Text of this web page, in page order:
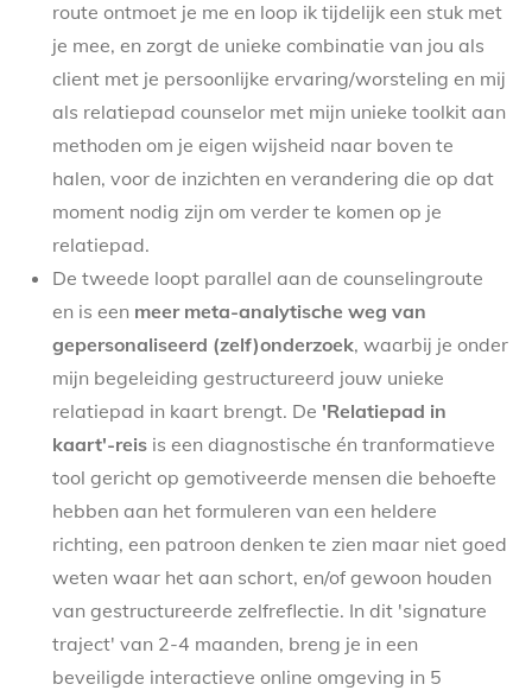
route ontmoet je me en loop ik tijdelijk een stuk met
je mee, en zorgt de unieke combinatie van jou als
client met je persoonlijke ervaring/worsteling en mij
als relatiepad counselor met mijn unieke toolkit aan
methoden om je eigen wijsheid naar boven te
halen, voor de inzichten en verandering die op dat
moment nodig zijn om verder te komen op je
relatiepad.
De tweede loopt parallel aan de counselingroute
en is een meer meta-analytische weg van
gepersonaliseerd (zelf)onderzoek, waarbij je onder
mijn begeleiding gestructureerd jouw unieke
relatiepad in kaart brengt. De 'Relatiepad in
kaart'-reis is een diagnostische én tranformatieve
tool gericht op gemotiveerde mensen die behoefte
hebben aan het formuleren van een heldere
richting, een patroon denken te zien maar niet goed
weten waar het aan schort, en/of gewoon houden
van gestructureerde zelfreflectie. In dit 'signature
traject' van 2-4 maanden, breng je in een
beveiligde interactieve online omgeving in 5